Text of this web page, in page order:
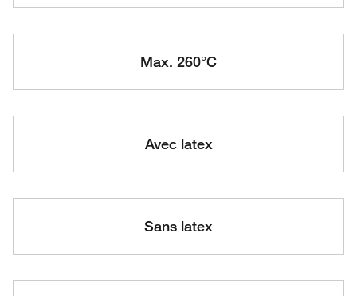
Max. 260°C
Avec latex
Sans latex